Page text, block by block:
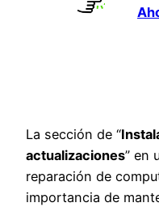
La sección de “
actualizaciones” en
reparación de
importancia de